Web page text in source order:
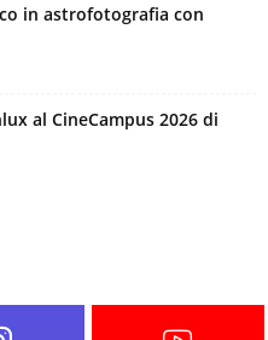
in astrofotografia con
al CineCampus 2026 di